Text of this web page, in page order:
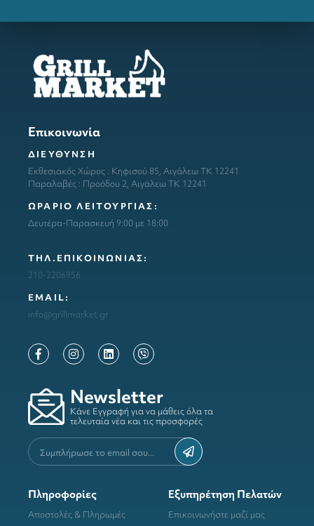
Επικοινωνία
ΔΙΕΥΘΥΝΣΗ
Εκθεσιακός Χώρος : Κηφισού 85, Αιγάλεω ΤΚ 12241
Παραλαβές : Προόδου 2, Αιγάλεω ΤΚ 12241
ΩΡΑΡΙΟ ΛΕΙΤΟΥΡΓΙΑΣ:
Δευτέρα-Παρασκευή 9:00 με 18:00
ΤΗΛ.ΕΠΙΚΟΙΝΩΝΙΑΣ:
210-2206956
ΕΜΑΙL:
info@grillmarket.gr
Newsletter
Κάνε Εγγραφή για να μάθεις όλα τα
τελευταία νέα και τις προσφορές
Πληροφορίες
Αποστολές & Πληρωμές
Εξυπηρέτηση Πελατών
Επικοινωνήστε μαζί μας